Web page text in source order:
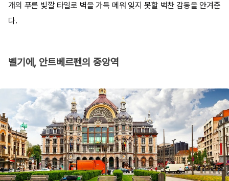
개의 푸른 빛깔 타일로 벽을 가득 메워 잊지 못할 벅찬 감동을 안겨준
다.
벨기에, 안트베르펜의 중앙역